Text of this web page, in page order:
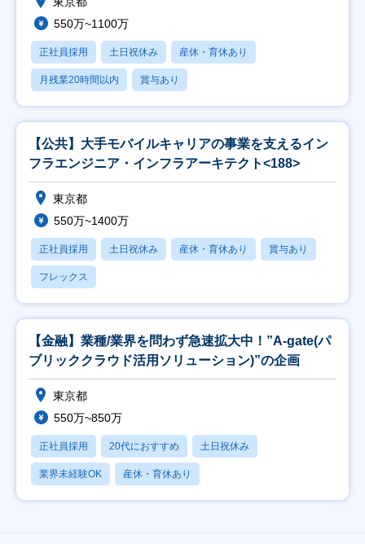
550万~1100万
正社員採用 土日祝休み 産休・育休あり
月残業20時間以内 賞与あり
【公共】大手モバイルキャリアの事業を支えるイン
フラエンジニア・インフラアーキテクト<188>
東京都
550万~1400万
正社員採用 土日祝休み 産休・育休あり 賞与あり
フレックス
【金融】業種/業界を問わず急速拡大中！”A-gate(パ
ブリッククラウド活用ソリューション)”の企画
東京都
550万~850万
正社員採用 20代におすすめ 土日祝休み
業界未経験OK 産休・育休あり